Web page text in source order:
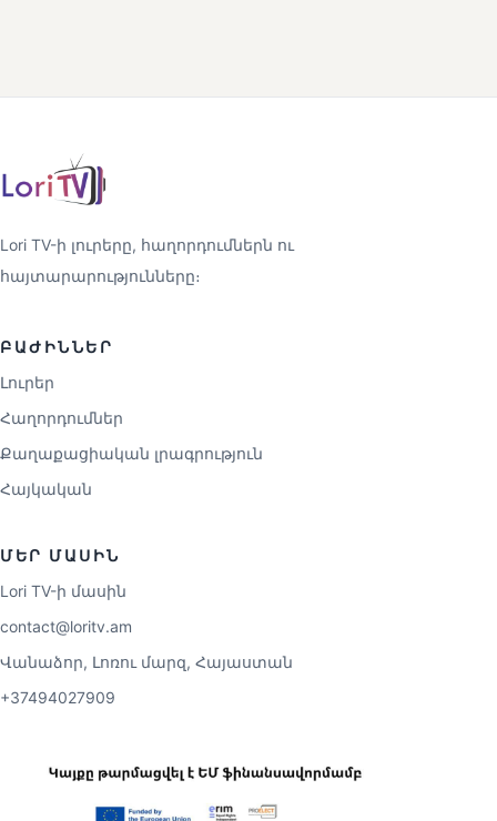
Lori TV-ի լուրերը, հաղորդումներն ու
հայտարարությունները։
ԲԱԺԻՆՆԵՐ
Լուրեր
Հաղորդումներ
Քաղաքացիական լրագրություն
Հայկական
ՄԵՐ ՄԱՍԻՆ
Lori TV-ի մասին
contact@loritv.am
Վանաձոր, Լոռու մարզ, Հայաստան
+37494027909